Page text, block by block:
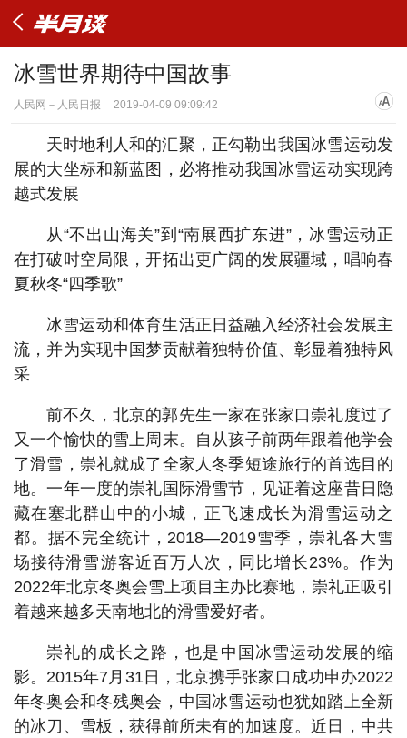
冰雪世界期待中国故事
人民网－人民日报 2019-04-09 09:09:42
天时地利人和的汇聚，正勾勒出我国冰雪运动发
展的大坐标和新蓝图，必将推动我国冰雪运动实现跨
越式发展
从“不出山海关”到“南展西扩东进”，冰雪运动正
在打破时空局限，开拓出更广阔的发展疆域，唱响春
夏秋冬“四季歌”
冰雪运动和体育生活正日益融入经济社会发展主
流，并为实现中国梦贡献着独特价值、彰显着独特风
采
前不久，北京的郭先生一家在张家口崇礼度过了
又一个愉快的雪上周末。自从孩子前两年跟着他学会
了滑雪，崇礼就成了全家人冬季短途旅行的首选目的
地。一年一度的崇礼国际滑雪节，见证着这座昔日隐
藏在塞北群山中的小城，正飞速成长为滑雪运动之
都。据不完全统计，2018—2019雪季，崇礼各大雪
场接待滑雪游客近百万人次，同比增长23%。作为
2022年北京冬奥会雪上项目主办比赛地，崇礼正吸引
着越来越多天南地北的滑雪爱好者。
崇礼的成长之路，也是中国冰雪运动发展的缩
影。2015年7月31日，北京携手张家口成功申办2022
年冬奥会和冬残奥会，中国冰雪运动也犹如踏上全新
的冰刀、雪板，获得前所未有的加速度。近日，中共